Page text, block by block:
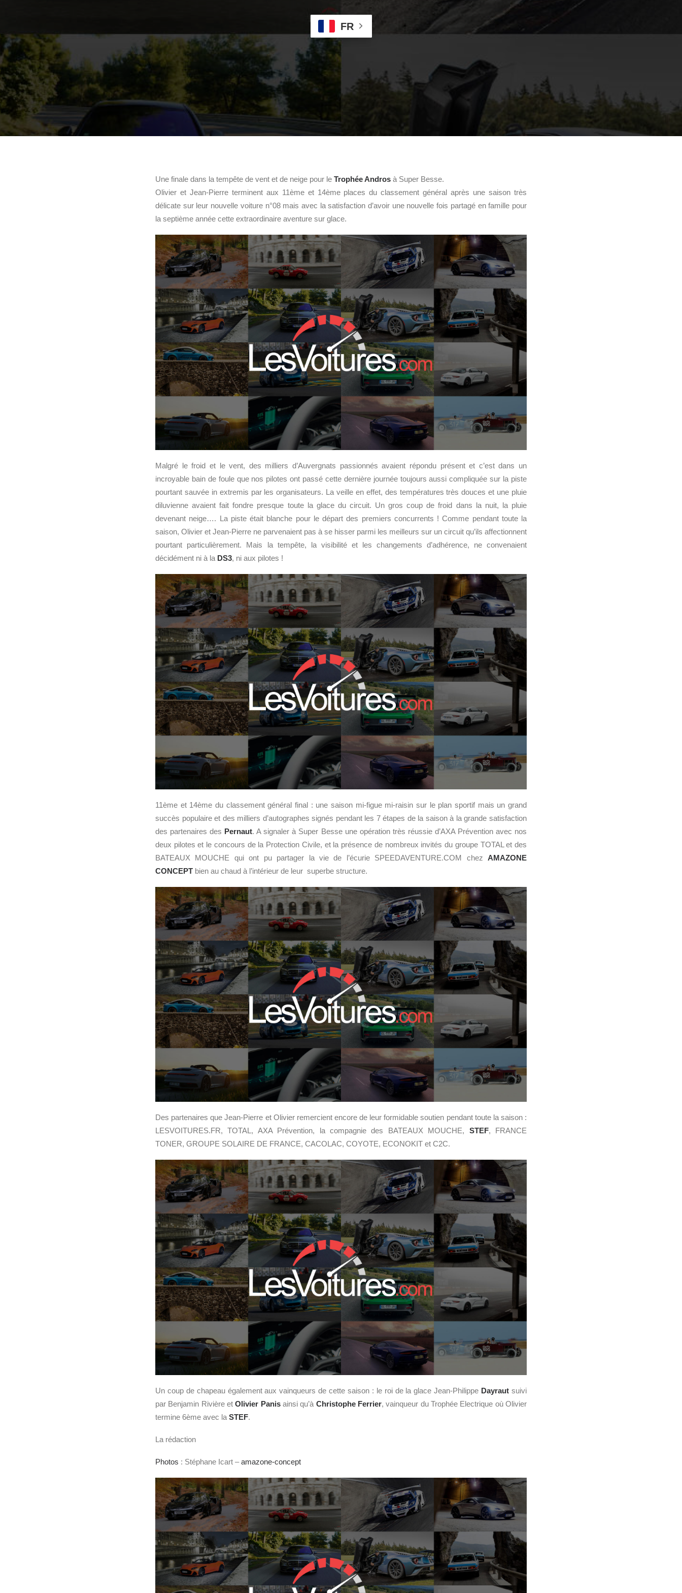
FR
Une finale dans la tempête de vent et de neige pour le Trophée Andros à Super Besse.
Olivier et Jean-Pierre terminent aux 11ème et 14ème places du classement général après une saison très
délicate sur leur nouvelle voiture n°08 mais avec la satisfaction d’avoir une nouvelle fois partagé en famille pour
la septième année cette extraordinaire aventure sur glace.
Malgré le froid et le vent, des milliers d’Auvergnats passionnés avaient répondu présent et c’est dans un
incroyable bain de foule que nos pilotes ont passé cette dernière journée toujours aussi compliquée sur la piste
pourtant sauvée in extremis par les organisateurs. La veille en effet, des températures très douces et une pluie
diluvienne avaient fait fondre presque toute la glace du circuit. Un gros coup de froid dans la nuit, la pluie
devenant neige…. La piste était blanche pour le départ des premiers concurrents ! Comme pendant toute la
saison, Olivier et Jean-Pierre ne parvenaient pas à se hisser parmi les meilleurs sur un circuit qu’ils affectionnent
pourtant particulièrement. Mais la tempête, la visibilité et les changements d’adhérence, ne convenaient
décidément ni à la DS3, ni aux pilotes !
11ème et 14ème du classement général final : une saison mi-figue mi-raisin sur le plan sportif mais un grand
succès populaire et des milliers d’autographes signés pendant les 7 étapes de la saison à la grande satisfaction
des partenaires des Pernaut. A signaler à Super Besse une opération très réussie d’AXA Prévention avec nos
deux pilotes et le concours de la Protection Civile, et la présence de nombreux invités du groupe TOTAL et des
BATEAUX MOUCHE qui ont pu partager la vie de l’écurie SPEEDAVENTURE.COM chez AMAZONE
CONCEPT bien au chaud à l’intérieur de leur superbe structure.
Des partenaires que Jean-Pierre et Olivier remercient encore de leur formidable soutien pendant toute la saison :
LESVOITURES.FR, TOTAL, AXA Prévention, la compagnie des BATEAUX MOUCHE, STEF, FRANCE
TONER, GROUPE SOLAIRE DE FRANCE, CACOLAC, COYOTE, ECONOKIT et C2C.
Un coup de chapeau également aux vainqueurs de cette saison : le roi de la glace Jean-Philippe Dayraut suivi
par Benjamin Rivière etOlivier Panisainsi qu’à Christophe Ferrier, vainqueur du Trophée Electrique où Olivier
termine 6ème avec la STEF.
La rédaction
Photos : Stéphane Icart –amazone-concept